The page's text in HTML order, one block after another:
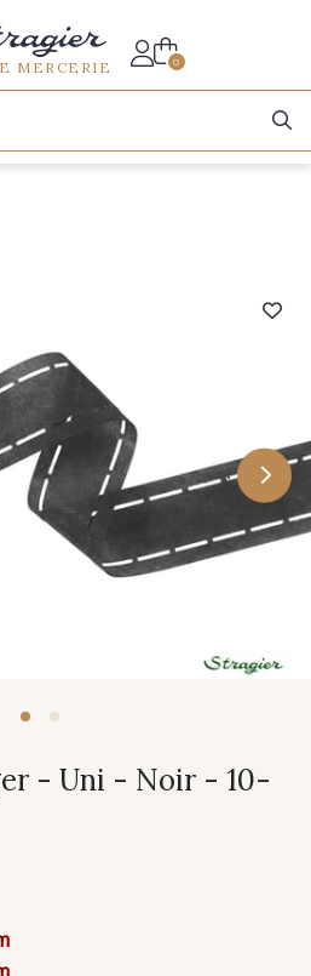
MERCERIE 0
- Uni - Noir - 10-